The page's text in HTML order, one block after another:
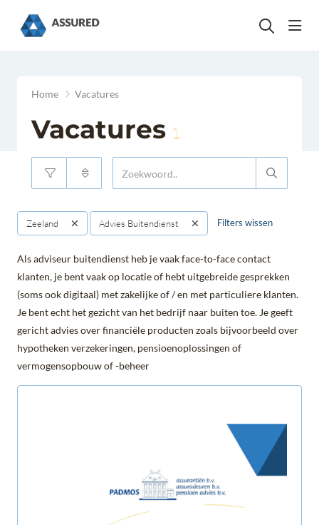
Home Vacatures
Vacatures 1
Zeeland Advies Buitendienst Filters wissen
Als adviseur buitendienst heb je vaak face-to-face contact
klanten, je bent vaak op locatie of hebt uitgebreide gesprekken
(soms ook digitaal) met zakelijke of / en met particuliere klanten.
Je bent echt het gezicht van het bedrijf naar buiten toe. Je geeft
gericht advies over financiële producten zoals bijvoorbeeld over
hypotheken verzekeringen, pensioenoplossingen of
vermogensopbouw of -beheer